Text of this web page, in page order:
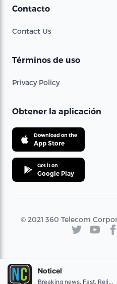
Contacto
Contact Us
Términos de uso
Privacy Policy
Obtener la aplicación
Download on the
App Store
Get it on
Google Play
© 2021 360 Telecom
Noticel
Breaking news. Fast. Reliable.